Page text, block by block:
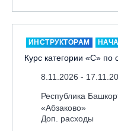
ИНСТРУКТОРАМ
Курс категории «С» по
8.11.2026 -
Республика
«Абзаково»
Доп. расходы